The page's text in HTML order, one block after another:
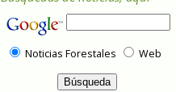
Noticias Forestales Web